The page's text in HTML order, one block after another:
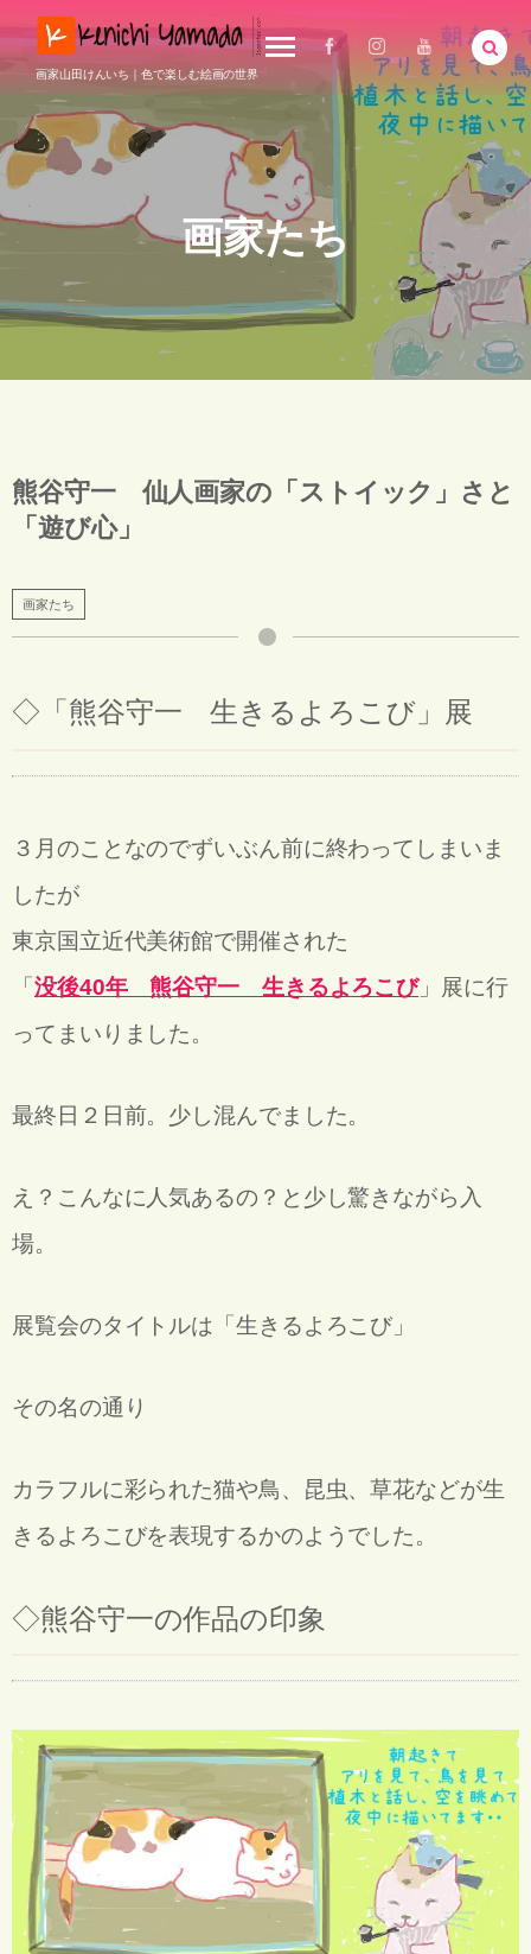
画家山田けんいち｜色で楽しむ絵画の世界
画家たち
熊谷守一 仙人画家の「ストイック」さと
「遊び心」
画家たち
◇「 熊谷守一 生きるよろこび」展
３月のことなのでずいぶん前に終わってしまいま
したが
東京国立近代美術館で開催された
「 没後40年 熊谷守一 生きるよろこび」展に行
ってまいりました。
最終日２日前。少し混んでました。
え？こんなに人気あるの？と少し驚きながら入
場。
展覧会のタイトルは「生きるよろこび」
その名の通り
カラフルに彩られた猫や鳥、昆虫、草花などが生
きるよろこびを表現するかのようでした。
◇熊谷守一の作品の印象